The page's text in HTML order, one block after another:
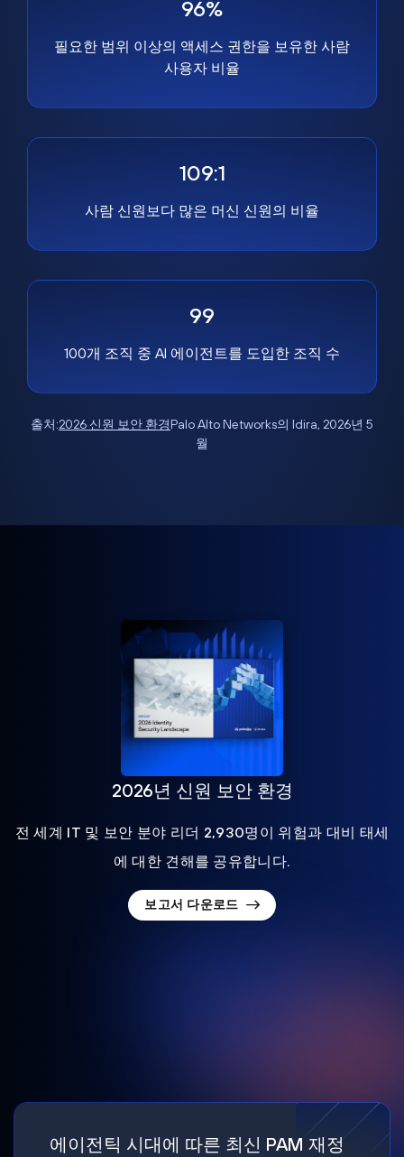
96%
필요한 범위 이상의 액세스 권한을 보유한 사람
사용자 비율
109:1
사람 신원보다 많은 머신 신원의 비율
99
100개 조직 중 AI 에이전트를 도입한 조직 수
출처:2026 신원 보안 환경Palo Alto Networks의 Idira, 2026년 5
월
2026년 신원 보안 환경
전 세계 IT 및 보안 분야 리더 2,930명이 위험과 대비 태세
에 대한 견해를 공유합니다.
보고서 다운로드
에이전틱 시대에 따른 최신 PAM 재정